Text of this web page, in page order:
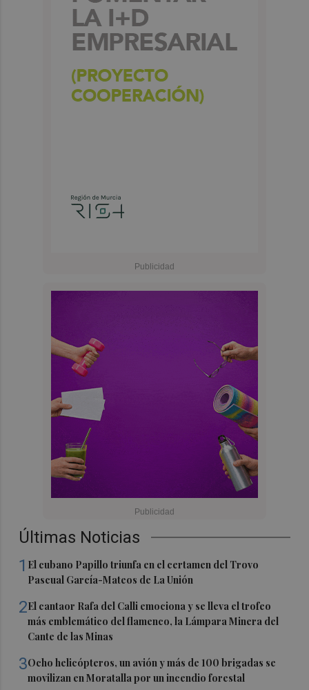
Últimas Noticias
1 El cubano Papillo triunfa en el certamen del Trovo
Pascual García-Mateos de La Unión
2El cantaor Rafa del Calli emociona y se lleva el trofeo
más emblemático del flamenco, la Lámpara Minera del
Cante de las Minas
3Ocho helicópteros, un avión y más de 100 brigadas se
movilizan en Moratalla por un incendio forestal